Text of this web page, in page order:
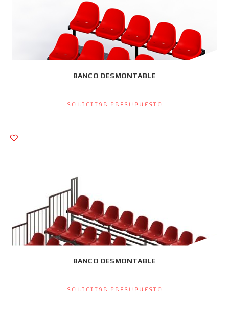
BANCO DESMONTABLE
Solicitar presupuesto
BANCO DESMONTABLE
Solicitar presupuesto